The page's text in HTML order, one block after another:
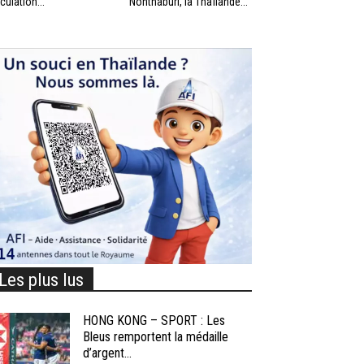
plus lus
HONG KONG – SPORT : Les
Bleus remportent la médaille
d’argent...